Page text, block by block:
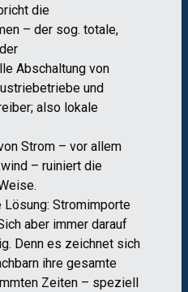
die
– der sog. totale,
Abschaltung von
und
also lokale
Strom – vor allem
– ruiniert die
Stromimporte
aber immer darauf
Denn es zeichnet sich
ihre gesamte
Zeiten – speziell